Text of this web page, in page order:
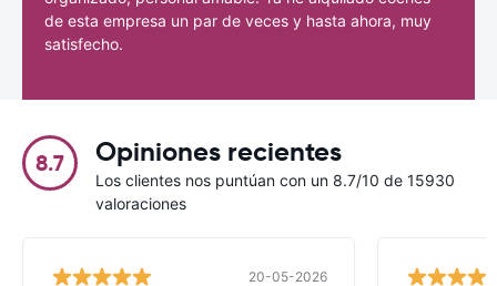
de esta empresa un par de veces y hasta ahora, muy
satisfecho.
8.7 Opiniones recientes
Los clientes nos puntúan con un 8.7/10 de 15930
valoraciones
20-05-2026